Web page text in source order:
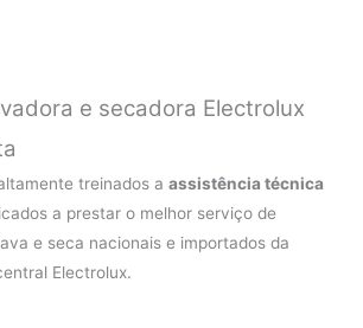
e secadora Electrolux
treinados aassistência técnica
a prestar o melhor serviço de
e seca nacionais e importados da
Electrolux.